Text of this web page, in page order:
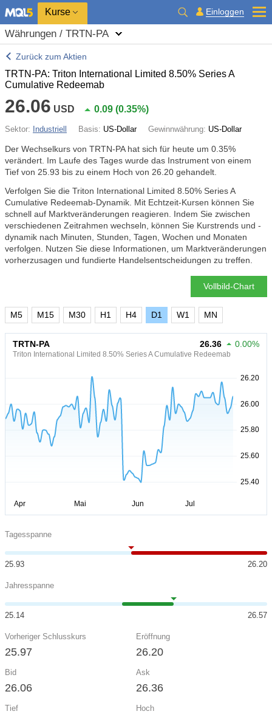
Kurse Einloggen
Währungen / TRTN-PA
Zurück zum Aktien
TRTN-PA: Triton International Limited 8.50% Series A
Cumulative Redeemab
26.06 USD 0.09 (0.35%)
Sektor: Industriell Basis: US-Dollar Gewinnwährung: US-Dollar
Der Wechselkurs von TRTN-PA hat sich für heute um 0.35%
verändert. Im Laufe des Tages wurde das Instrument von einem
Tief von 25.93 bis zu einem Hoch von 26.20 gehandelt.
Verfolgen Sie die Triton International Limited 8.50% Series A
Cumulative Redeemab-Dynamik. Mit Echtzeit-Kursen können Sie
schnell auf Marktveränderungen reagieren. Indem Sie zwischen
verschiedenen Zeitrahmen wechseln, können Sie Kurstrends und -
dynamik nach Minuten, Stunden, Tagen, Wochen und Monaten
verfolgen. Nutzen Sie diese Informationen, um Marktveränderungen
vorherzusagen und fundierte Handelsentscheidungen zu treffen.
Vollbild-Chart
M5 M15 M30 H1 H4 D1 W1 MN
TRTN-PA
Triton International Limited 8.50% Series A Cumulative Redeemab
26.36 0.00%
Tagesspanne
25.93 26.20
Jahresspanne
25.14 26.57
Vorheriger Schlusskurs
25.97
Eröffnung
26.20
Bid
26.06
Ask
26.36
Tief Hoch